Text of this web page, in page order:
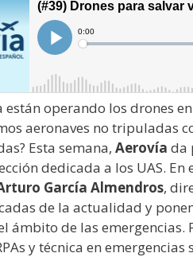
están operando los drones
aeronaves no tripuladas
Esta semana, Aerovía da
dedicada a los UAS.
García Almendros,
de la actualidad y
ámbito de las emergencias.
y técnica en emergencias